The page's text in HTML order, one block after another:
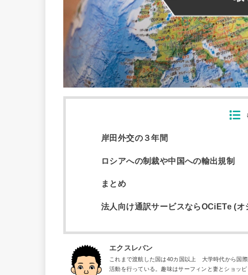
岸田外交の３年間
ロシアへの制裁や中国への輸出規制
まとめ
法人向け通訳サービスならOCiETe (オ
エクスレバン
これまで渡航した国は40カ国以上 大学時代から国
活動を行っている。趣味はサーフィンと妻とショッ